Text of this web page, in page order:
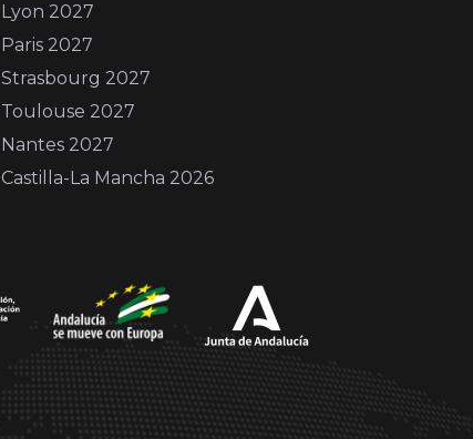
Lyon 2027
Paris 2027
Strasbourg 2027
Toulouse 2027
Nantes 2027
Castilla-La Mancha 2026